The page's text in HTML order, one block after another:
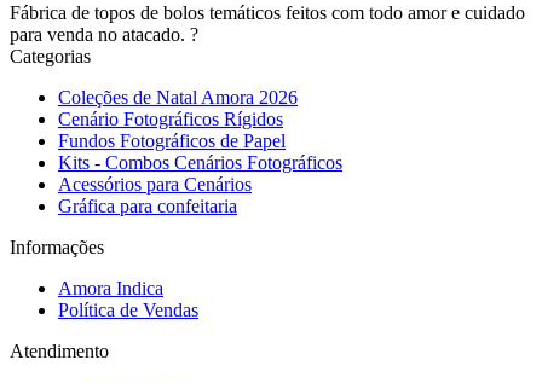
Fábrica de topos de bolos temáticos feitos com todo amor e cuidado
para venda no atacado. ?
Categorias
Coleções de Natal Amora 2026
Cenário Fotográficos Rígidos
Fundos Fotográficos de Papel
Kits - Combos Cenários Fotográficos
Acessórios para Cenários
Gráfica para confeitaria
Informações
Amora Indica
Política de Vendas
Atendimento